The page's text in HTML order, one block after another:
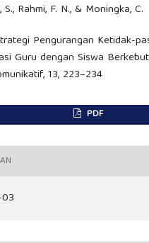
S., Rahmi, F. N., & Moningka, C.
Pengurangan Ketidak-
Guru dengan Siswa
13, 223–234
PDF